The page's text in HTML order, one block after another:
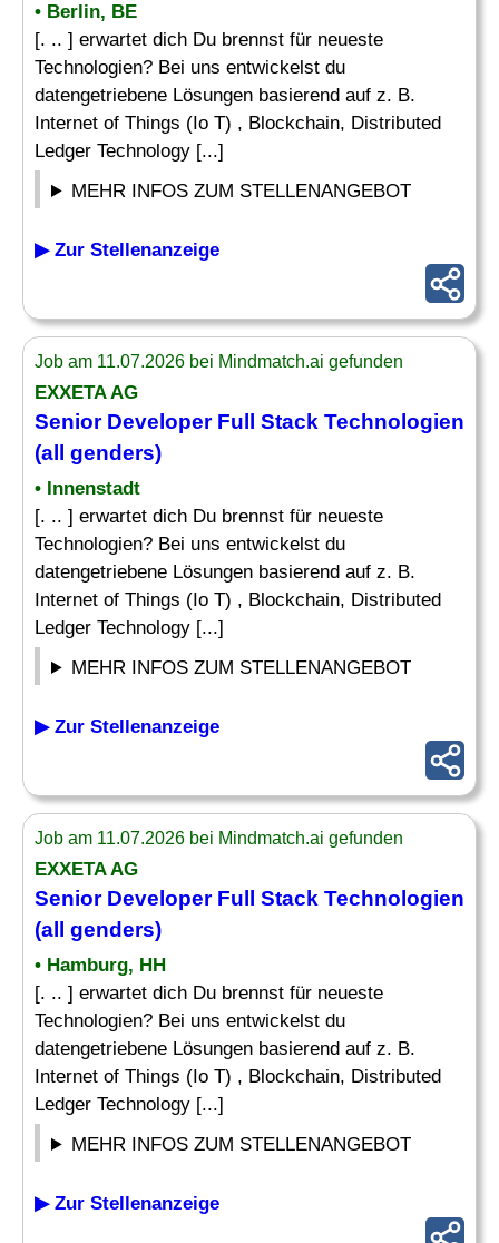
• Berlin, BE
[. .. ] erwartet dich Du brennst für neueste
Technologien? Bei uns entwickelst du
datengetriebene Lösungen basierend auf z. B.
Internet of Things (Io T) , Blockchain, Distributed
Ledger Technology [...]
MEHR INFOS ZUM STELLENANGEBOT
▶ Zur Stellenanzeige
Job am 11.07.2026 bei Mindmatch.ai gefunden
EXXETA AG
Senior DeveloperFull Stack Technologien
(all genders)
• Innenstadt
[. .. ] erwartet dich Du brennst für neueste
Technologien? Bei uns entwickelst du
datengetriebene Lösungen basierend auf z. B.
Internet of Things (Io T) , Blockchain, Distributed
Ledger Technology [...]
MEHR INFOS ZUM STELLENANGEBOT
▶ Zur Stellenanzeige
Job am 11.07.2026 bei Mindmatch.ai gefunden
EXXETA AG
Senior DeveloperFull Stack Technologien
(all genders)
• Hamburg, HH
[. .. ] erwartet dich Du brennst für neueste
Technologien? Bei uns entwickelst du
datengetriebene Lösungen basierend auf z. B.
Internet of Things (Io T) , Blockchain, Distributed
Ledger Technology [...]
MEHR INFOS ZUM STELLENANGEBOT
▶ Zur Stellenanzeige